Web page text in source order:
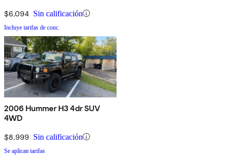
$6,094 Sin calificación
Incluye tarifas de conc.
2006 Hummer H3 4dr SUV
4WD
$8,999 Sin calificación
Se aplican tarifas